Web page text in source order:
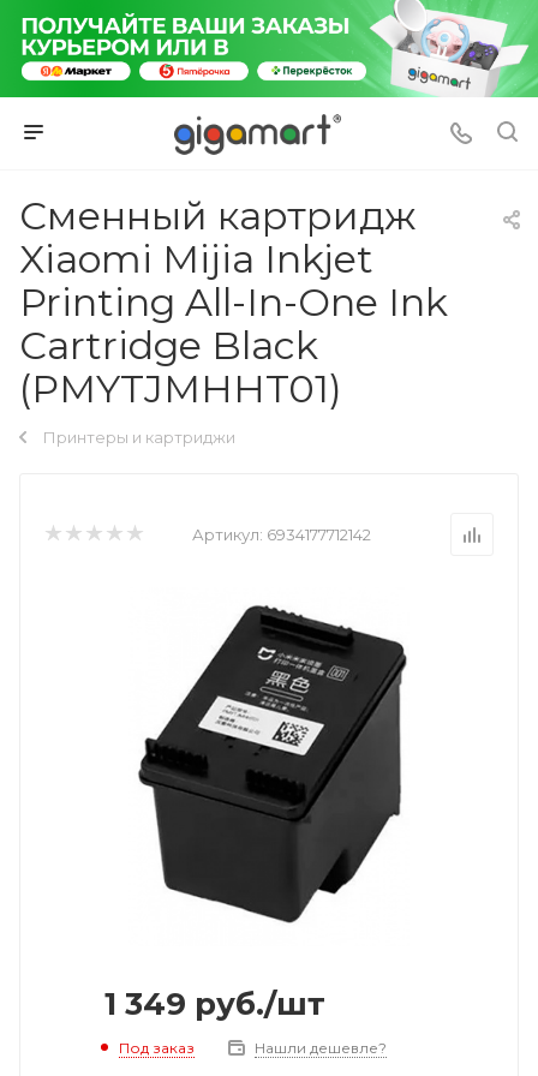
Сменный картридж
Xiaomi Mijia Inkjet
Printing All-In-One Ink
Cartridge Black
(PMYTJMHHT01)
Принтеры и картриджи
Артикул: 6934177712142
1 349 руб./шт
Под заказ Нашли дешевле?